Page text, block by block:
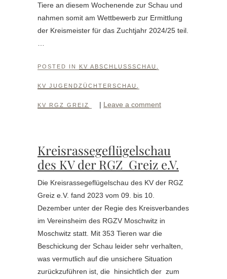
Tiere an diesem Wochenende zur Schau und
nahmen somit am Wettbewerb zur Ermittlung
der Kreismeister für das Zuchtjahr 2024/25 teil.
POSTED IN KV ABSCHLUSSSCHAU
KV JUGENDZÜCHTERSCHAU
KV RGZ GREIZ | Leave a comment
Kreisrassegeflügelschau
des KV der RGZ Greiz e.V.
Die Kreisrassegeflügelschau des KV der RGZ
Greiz e.V. fand 2023 vom 09. bis 10.
Dezember unter der Regie des Kreisverbandes
im Vereinsheim des RGZV Moschwitz in
Moschwitz statt. Mit 353 Tieren war die
Beschickung der Schau leider sehr verhalten,
was vermutlich auf die unsichere Situation
zurückzuführen ist, die hinsichtlich der zum